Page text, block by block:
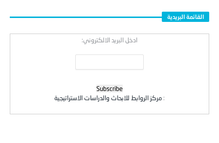
القائمة البريدية
ادخل البريد الالكتروني:
: مركز الروابط للابحاث والدراسات الاستراتيجية